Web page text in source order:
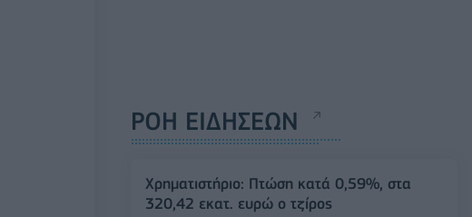
ΡΟΗ ΕΙΔΗΣΕΩΝ
Χρηματιστήριο: Πτώση κατά 0,59%, στα
320,42 εκατ. ευρώ ο τζίρος